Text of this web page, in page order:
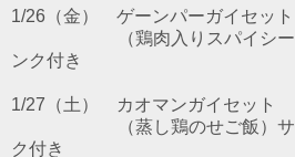
1/26（金） ゲーンパーガイセット
（鶏肉入りスパイシース
ンク付き
1/27（土） カオマンガイセット
（蒸し鶏のせご飯）サラ
ク付き